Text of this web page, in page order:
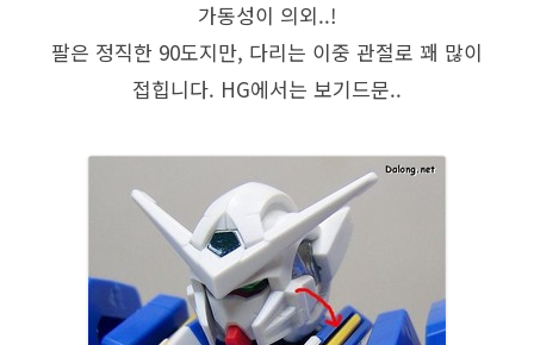
가동성이 의외..!
팔은 정직한 90도지만, 다리는 이중 관절로 꽤 많이
접힙니다. HG에서는 보기드문..